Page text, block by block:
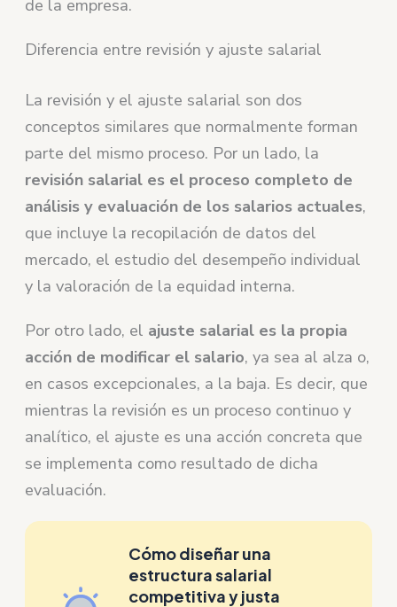
de la empresa.
Diferencia entre revisión y ajuste salarial
La revisión y el ajuste salarial son dos
conceptos similares que normalmente forman
parte del mismo proceso. Por un lado, la
revisión salarial es el proceso completo de
análisis y evaluación de los salarios actuales,
que incluye la recopilación de datos del
mercado, el estudio del desempeño individual
y la valoración de la equidad interna.
Por otro lado, el ajuste salarial es la propia
acción de modificar el salario, ya sea al alza o,
en casos excepcionales, a la baja. Es decir, que
mientras la revisión es un proceso continuo y
analítico, el ajuste es una acción concreta que
se implementa como resultado de dicha
evaluación.
Cómo diseñar una
estructura salarial
competitiva y justa